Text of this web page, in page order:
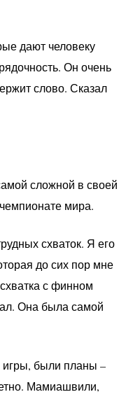
дают человеку
Он очень
слово. Сказал
сложной в своей
мира.
схваток. Я его
до сих пор мне
с финном
Она была самой
были планы –
Мамиашвили,